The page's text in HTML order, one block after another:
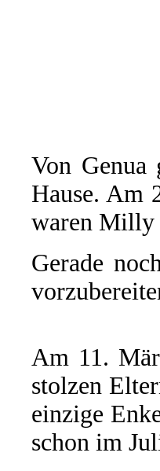
Von Genua
Hause. Am
waren Milly
Gerade
Am 11.
stolzen
einzige
schon im